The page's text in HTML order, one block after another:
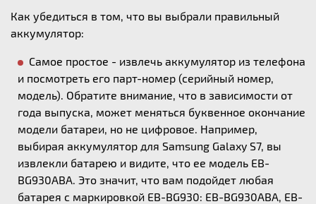
Как убедиться в том, что вы выбрали правильный
аккумулятор:
Самое простое - извлечь аккумулятор из телефона
и посмотреть его парт-номер (серийный номер,
модель). Обратите внимание, что в зависимости от
года выпуска, может меняться буквенное окончание
модели батареи, но не цифровое. Например,
выбирая аккумулятор для Samsung Galaxy S7, вы
извлекли батарею и видите, что ее модель EB-
BG930ABA. Это значит, что вам подойдет любая
батарея с маркировкой EB-BG930: EB-BG930ABA, EB-